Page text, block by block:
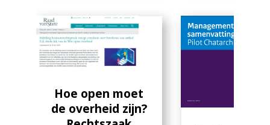
Hoe open moet
de overheid zijn?